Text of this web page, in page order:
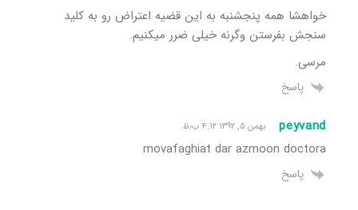
خواهشا همه پنجشنبه به این قضیه اعتراض رو به کلید
سنجش بفرستن وگرنه خیلی ضرر میکنیم.
مرسی.
پاسخ
peyvand بهمن ۵, ۱۳۹۲ ۴:۱۲ ب٫ظ
movafaghiat dar azmoon doctora
پاسخ